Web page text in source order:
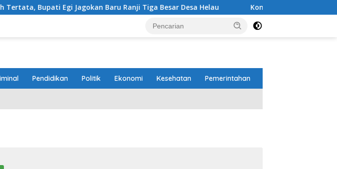
Egi Jagokan Baru Ranji Tiga Besar Desa Helau Komitmen Merawat Kerukunan
Pendidikan Politik Ekonomi Kesehatan Pemerintahan